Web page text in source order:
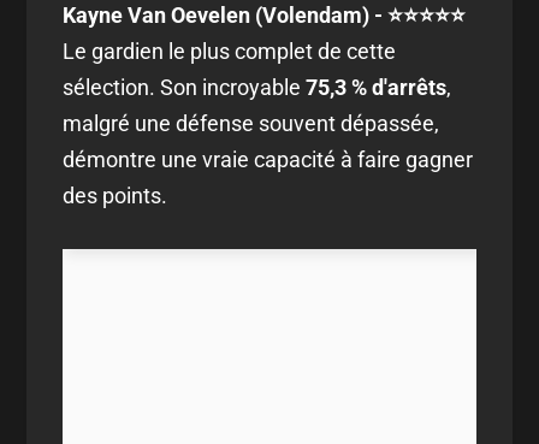
Kayne Van Oevelen (Volendam) - ⭐⭐⭐⭐⭐
Le gardien le plus complet de cette
sélection. Son incroyable75,3 % d'arrêts,
malgré une défense souvent dépassée,
démontre une vraie capacité à faire gagner
des points.